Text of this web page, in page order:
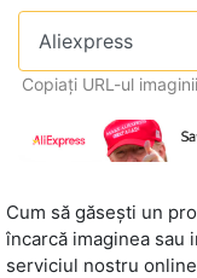
Copiați URL-ul
Cum să găsești un
încarcă imaginea sau
serviciul nostru